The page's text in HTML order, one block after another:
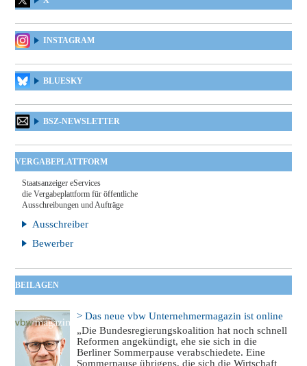
INSTAGRAM
BLUESKY
BSZ-NEWSLETTER
VERGABEPLATTFORM
Staatsanzeiger eServices
die Vergabeplattform für öffentliche
Ausschreibungen und Aufträge
Ausschreiber
Bewerber
BEILAGEN
> Das neue vbw Unternehmermagazin ist online
„Die Bundesregierungskoalition hat noch schnell
Reformen angekündigt, ehe sie sich in die
Berliner Sommerpause verabschiedete. Eine
Sommerpause übrigens, die sich die Wirtschaft